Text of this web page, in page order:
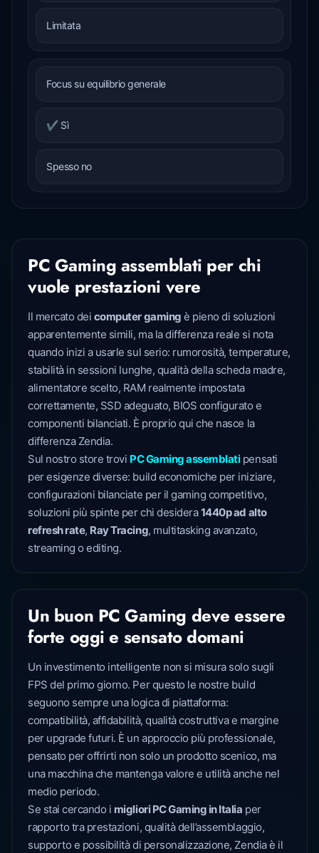
Limitata
Focus su equilibrio generale
✔ Sì
Spesso no
PC Gaming assemblati per chi
vuole prestazioni vere
Il mercato dei computer gaming è pieno di soluzioni
apparentemente simili, ma la differenza reale si nota
quando inizi a usarle sul serio: rumorosità, temperature,
stabilità in sessioni lunghe, qualità della scheda madre,
alimentatore scelto, RAM realmente impostata
correttamente, SSD adeguato, BIOS configurato e
componenti bilanciati. È proprio qui che nasce la
differenza Zendia.
Sul nostro store trovi PC Gaming assemblatipensati
per esigenze diverse: build economiche per iniziare,
configurazioni bilanciate per il gaming competitivo,
soluzioni più spinte per chi desidera1440p ad alto
refresh rate, Ray Tracing, multitasking avanzato,
streaming o editing.
Un buon PC Gaming deve essere
forte oggi e sensato domani
Un investimento intelligente non si misura solo sugli
FPS del primo giorno. Per questo le nostre build
seguono sempre una logica di piattaforma:
compatibilità, affidabilità, qualità costruttiva e margine
per upgrade futuri. È un approccio più professionale,
pensato per offrirti non solo un prodotto scenico, ma
una macchina che mantenga valore e utilità anche nel
medio periodo.
Se stai cercando i migliori PC Gaming in Italia per
rapporto tra prestazioni, qualità dell’assemblaggio,
supporto e possibilità di personalizzazione, Zendia è il